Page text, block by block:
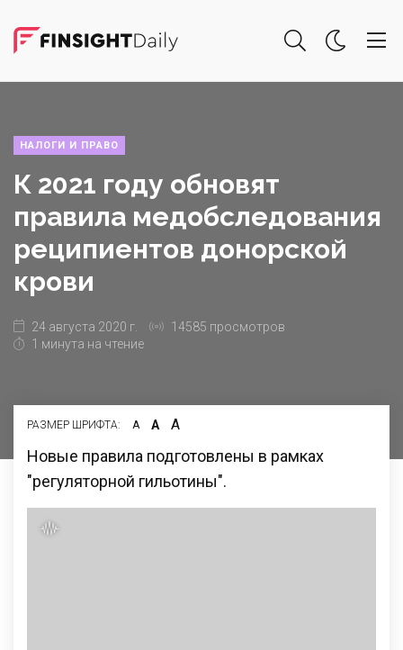
НАЛОГИ И ПРАВО
К 2021 году обновят
правила медобследования
реципиентов донорской
крови
24 августа 2020 г.
14585 просмотров
1 минута на чтение
РАЗМЕР ШРИФТА: А А А
Новые правила подготовлены в рамках
"регуляторной гильотины".